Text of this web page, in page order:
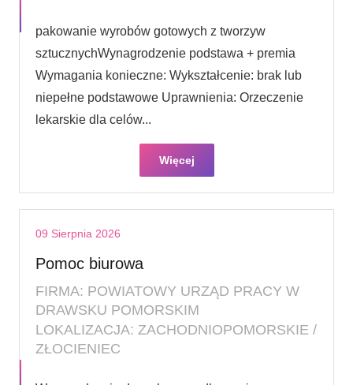
pakowanie wyrobów gotowych z tworzyw
sztucznychWynagrodzenie podstawa + premia
Wymagania konieczne: Wykształcenie: brak lub
niepełne podstawowe Uprawnienia: Orzeczenie
lekarskie dla celów...
Więcej
09 Sierpnia 2026
Pomoc biurowa
FIRMA: POWIATOWY URZĄD PRACY W
DRAWSKU POMORSKIM
LOKALIZACJA: ZACHODNIOPOMORSKIE /
ZŁOCIENIEC